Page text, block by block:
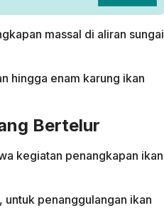
massal di aliran sungai
hingga enam karung ikan
Bertelur
kegiatan penangkapan ikan
untuk penanggulangan ikan